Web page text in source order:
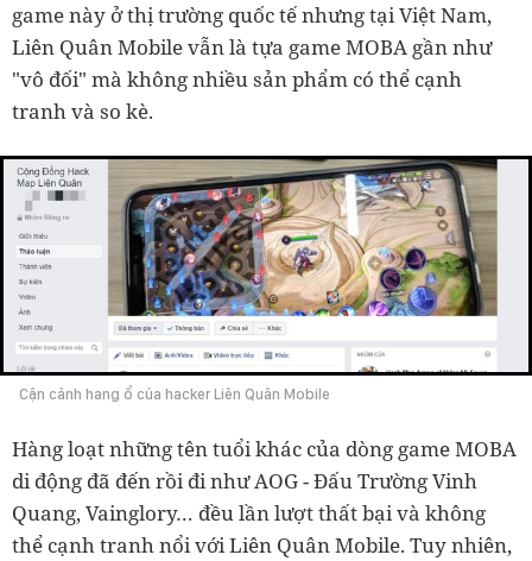
game này ở thị trường quốc tế nhưng tại Việt Nam,
Liên Quân Mobile vẫn là tựa game MOBA gần như
"vô đối" mà không nhiều sản phẩm có thể cạnh
tranh và so kè.
Cận cảnh hang ổ của hacker Liên Quân Mobile
Hàng loạt những tên tuổi khác của dòng game MOBA
di động đã đến rồi đi như AOG - Đấu Trường Vinh
Quang, Vainglory… đều lần lượt thất bại và không
thể cạnh tranh nổi với Liên Quân Mobile. Tuy nhiên,